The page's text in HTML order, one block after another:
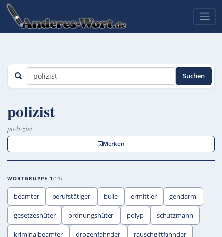
Suchen
polizist
po·li·zist
Merken
WORTGRUPPE 1 14
beamter berufstätiger bulle ermittler gendarm
gesetzeshüter ordnungshüter polyp schutzmann
kriminalbeamter drogenfahnder rauschgiftfahnder